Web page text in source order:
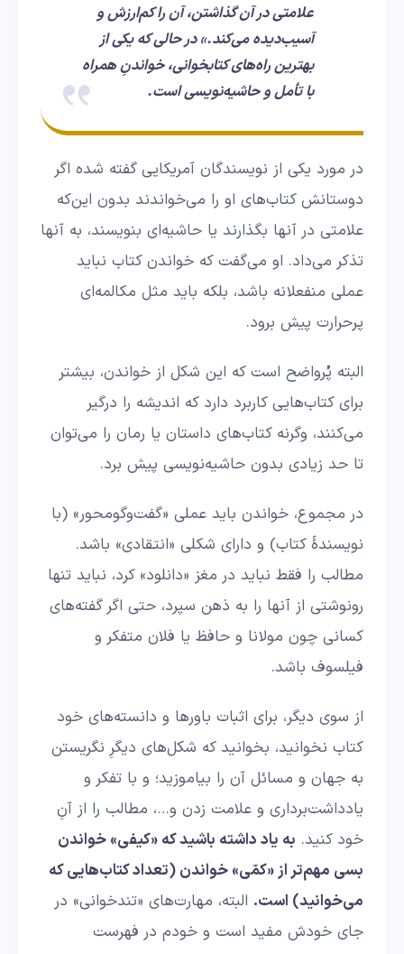
علامتی در آن گذاشتن، آن را کم‌ارزش و
آسیب‌دیده می‌کند.» در حالی که یکی از
بهترین راه‌های کتابخوانی، خواندنِ همراه
با تأمل و حاشیه‌نویسی است.
در مورد یکی از نویسندگان آمریکایی گفته شده اگر
دوستانش کتاب‌های او را می‌خواندند بدون این‌که
علامتی در آنها بگذارند یا حاشیه‌ای بنویسند، به آنها
تذکر می‌داد. او می‌گفت که خواندن کتاب نباید
عملی منفعلانه باشد، بلکه باید مثل مکالمه‌ای
پرحرارت پیش برود.
البته پُرواضح است که این شکل از خواندن، بیشتر
برای کتاب‌هایی کاربرد دارد که اندیشه را درگیر
می‌کنند، وگرنه کتاب‌های داستان یا رمان را می‌توان
تا حد زیادی بدون حاشیه‌نویسی پیش برد.
در مجموع، خواندن باید عملی «گفت‌وگومحور» (با
نویسندۀ کتاب) و دارای شکلی «انتقادی» باشد.
مطالب را فقط نباید در مغز «دانلود» کرد، نباید تنها
رونوشتی از آنها را به ذهن سپرد، حتی اگر گفته‌های
کسانی چون مولانا و حافظ یا فلان متفکر و
فیلسوف باشد.
از سوی دیگر، برای اثبات باورها و دانسته‌های خود
کتاب نخوانید، بخوانید که شکل‌های دیگرِ نگریستن
به جهان و مسائل آن را بیاموزید؛ و با تفکر و
یادداشت‌برداری و علامت زدن و…، مطالب را از آنِ
خود کنید. به یاد داشته باشید که «کیفی» خواندن
بسی مهم‌تر از «کمّی» خواندن (تعداد کتاب‌هایی که
می‌خوانید) است. البته، مهارت‌های «تندخوانی» در
جای خودش مفید است و خودم در فهرست